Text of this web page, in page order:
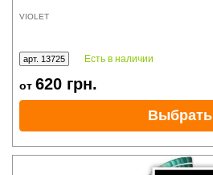
VIOLET
арт. 13725 Есть в наличии
от 620 грн.
Выбрать